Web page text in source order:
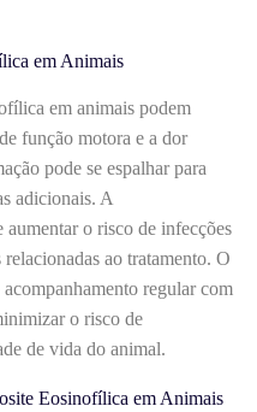
em Animais
em animais podem
função motora e a dor
pode se espalhar para
adicionais. A
aumentar o risco de infecções
ao tratamento. O
regular com
o risco de
de vida do animal.
Eosinofílica em Animais